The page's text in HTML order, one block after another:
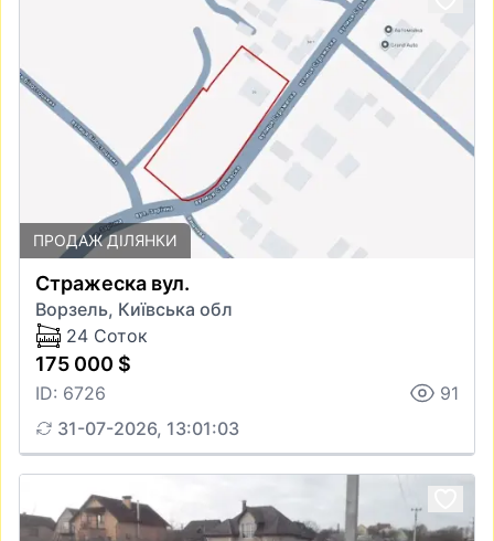
ПРОДАЖ ДІЛЯНКИ
Стражеска вул.
Ворзель, Київська обл
24 Соток
175 000 $
ID: 6726
91
31-07-2026, 13:01:03